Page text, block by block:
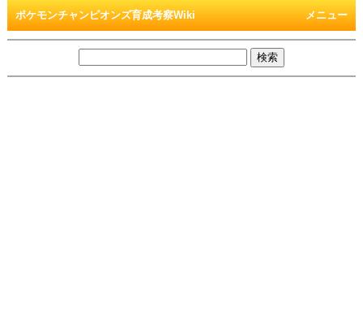
メニュー
ポケモンチャンピオンズ育成考察Wiki